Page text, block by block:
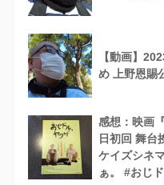
【動画】
め 上野恩賜
感想：映画
日初回 舞台
ケイズシネ
ぁ。 #おじ